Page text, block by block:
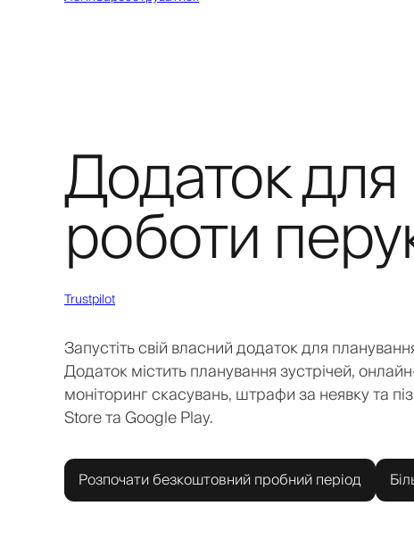
Додаток
роботи
Trustpilot
Запустіть свій власний додаток для
Додаток містить планування зустрічей,
моніторинг скасувань, штрафи за неявку та
Store та Google Play.
Розпочати безкоштовний пробний період